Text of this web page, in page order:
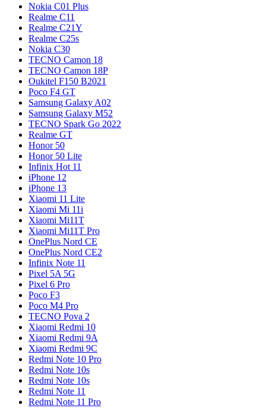
Nokia C01 Plus
Realme C11
Realme C21Y
Realme C25s
Nokia C30
TECNO Camon 18
TECNO Camon 18P
Oukitel F150 B2021
Poco F4 GT
Samsung Galaxy A02
Samsung Galaxy M52
TECNO Spark Go 2022
Realme GT
Honor 50
Honor 50 Lite
Infinix Hot 11
iPhone 12
iPhone 13
Xiaomi 11 Lite
Xiaomi Mi 11i
Xiaomi Mi11T
Xiaomi Mi11T Pro
OnePlus Nord CE
OnePlus Nord CE2
Infinix Note 11
Pixel 5A 5G
Pixel 6 Pro
Poco F3
Poco M4 Pro
TECNO Pova 2
Xiaomi Redmi 10
Xiaomi Redmi 9A
Xiaomi Redmi 9C
Redmi Note 10 Pro
Redmi Note 10s
Redmi Note 10s
Redmi Note 11
Redmi Note 11 Pro